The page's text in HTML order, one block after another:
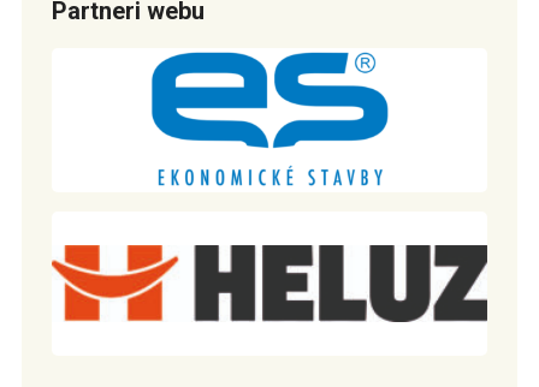
Partneri webu